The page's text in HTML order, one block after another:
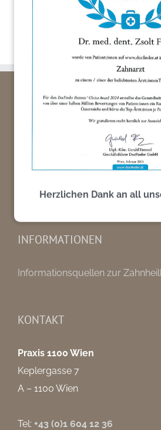
könnten dramatisch
sein.
MEINZAHN.AT STANDORTE
Praxis 6020 Innsbruck
Zahnarzt Notdienst Innsbruck /
INFORMATIONEN
Informationsquellen zur
KONTAKT
Praxis 1100 Wien
Keplergasse 7
A – 1100 Wien
Tel: +43 (0)1 604 12 36
Herzlichen Dank an all